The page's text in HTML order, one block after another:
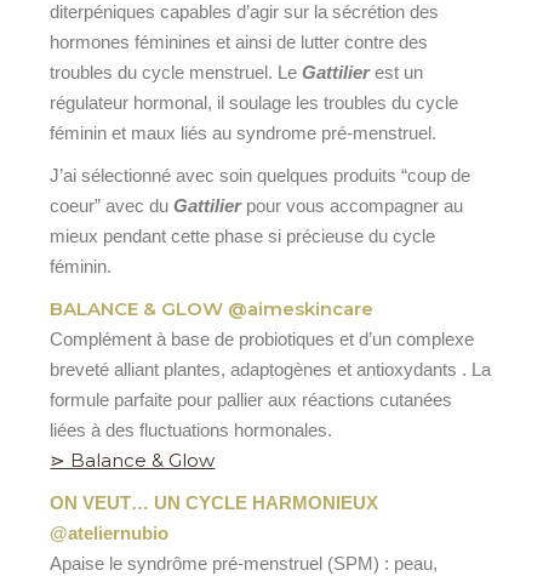
diterpéniques capables d’agir sur la sécrétion des
hormones féminines et ainsi de lutter contre des
troubles du cycle menstruel. LeGattilierest un
régulateur hormonal, il soulage les troubles du cycle
féminin et maux liés au syndrome pré-menstruel.
J’ai sélectionné avec soin quelques produits “coup de
coeur” avec duGattilierpour vous accompagner au
mieux pendant cette phase si précieuse du cycle
féminin.
BALANCE & GLOW @aimeskincare
Complément à base de probiotiques et d’un complexe
breveté alliant plantes, adaptogènes et antioxydants . La
formule parfaite pour pallier aux réactions cutanées
liées à des fluctuations hormonales.
⋗ Balance & Glow
ON VEUT… UN CYCLE HARMONIEUX
@ateliernubio
Apaise le syndrôme pré-menstruel (SPM) : peau,